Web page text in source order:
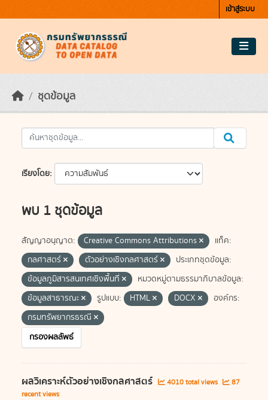
เข้าสู่ระบบ
ชุดข้อมูล
เรียงโดย
พบ 1 ชุดข้อมูล
สัญญาอนุญาต: Creative Commons Attributions
แท็ค:
กลศาสตร์
ตัวอย่างเชิงกลศาสตร์
ประเภทชุดข้อมูล:
ข้อมูลภูมิสารสนเทศเชิงพื้นที่
หมวดหมู่ตามธรรมาภิบาลข้อมูล:
ข้อมูลสาธารณะ
รูปแบบ: HTML DOCX
องค์กร:
กรมทรัพยากรธรณี
กรองผลลัพธ์
ผลวิเคราะห์ตัวอย่างเชิงกลศาสตร์ 4010 total views
87
recent views